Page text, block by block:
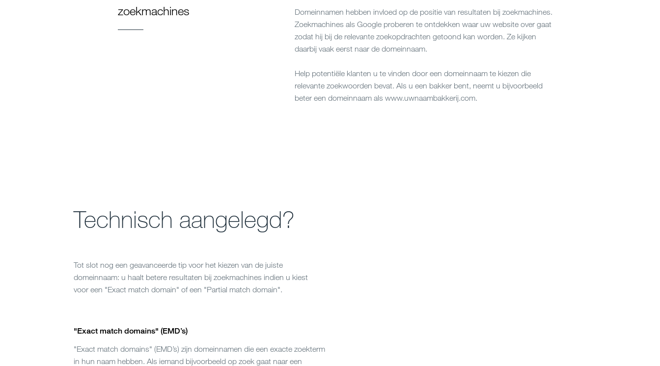
Domeinnamen hebben invloed op de positie van resultaten bij zoekmachines.
Zoekmachines als Google proberen te ontdekken waar uw website over gaat
zodat hij bij de relevante zoekopdrachten getoond kan worden. Ze kijken
daarbij vaak eerst naar de domeinnaam.
Help potentiële klanten u te vinden door een domeinnaam te kiezen die
relevante zoekwoorden bevat. Als u een bakker bent, neemt u bijvoorbeeld
beter een domeinnaam als www.uwnaambakkerij.com.
zoekmachines
Technisch aangelegd?
Tot slot nog een geavanceerde tip voor het kiezen van de juiste
domeinnaam: u haalt betere resultaten bij zoekmachines indien u kiest
voor een "Exact match domain" of een "Partial match domain".
"Exact match domains" (EMD’s)
"Exact match domains" (EMD’s) zijn domeinnamen die een exacte zoekterm
in hun naam hebben. Als iemand bijvoorbeeld op zoek gaat naar een